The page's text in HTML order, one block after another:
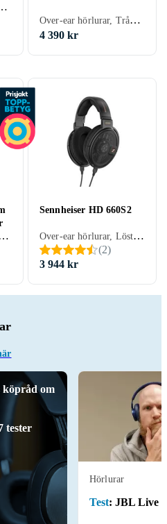
köpråd om
tester
Hörlurar
Test: JBL Live
Laddning via USB, Omgivande ljudläge, Mikrofon ANC, Svart, Vit, Grå, Brun, Blå
Over-ear hörlurar, Trådlös, Svart, Vit, Blå
4 390 kr
Inbyggd trådlös laddning, Bluetooth Auracast, Svart, Vit, Silver, Grå, Brun, Beige, Träning
Sennheiser HD 660S2
Over-ear hörlurar, Löstagbar kabel, Svart, Vit, Studio
(2)
3 944 kr